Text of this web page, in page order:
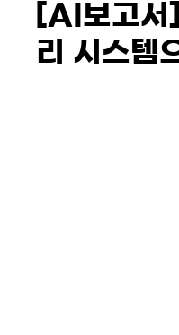
[AI보고서
리 시스템